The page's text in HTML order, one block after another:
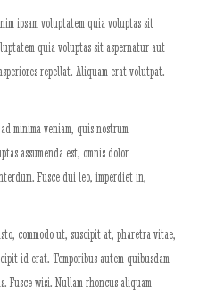
ipsam voluptatem quia voluptas sit
quia voluptas sit aspernatur aut
repellat. Aliquam erat volutpat.
minima veniam, quis nostrum
assumenda est, omnis dolor
Fusce dui leo, imperdiet in,
commodo ut, suscipit at, pharetra vitae,
id erat. Temporibus autem quibusdam
Fusce wisi. Nullam rhoncus aliquam